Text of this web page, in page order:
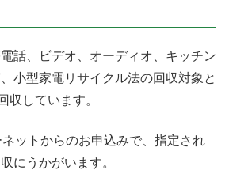
話、ビデオ、オーディオ、キッチン
小型家電リサイクル法の回収対象と
収しています。
ットからのお申込みで、指定され
にうかがいます。